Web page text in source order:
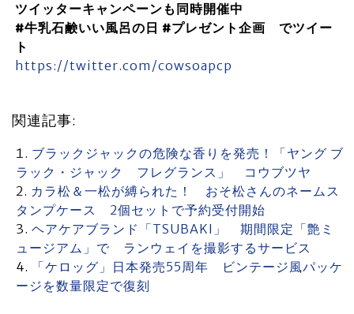
ツイッターキャンペーンも同時開催中
#牛乳石鹸いい風呂の日 #プレゼント企画 でツイー
ト
https://twitter.com/cowsoapcp
関連記事:
ブラックジャックの危険な香りを発売！「ヤング ブ
ラック・ジャック フレグランス」 コウブツヤ
カラ松＆一松が縛られた！ おそ松さんのネームス
タンプケース 2個セットで予約受付開始
ヘアケアブランド「TSUBAKI」 期間限定「艶ミ
ュージアム」で ランウェイを撮影するサービス
「ケロッグ」日本発売55周年 ビンテージ風パッケ
ージを数量限定で復刻